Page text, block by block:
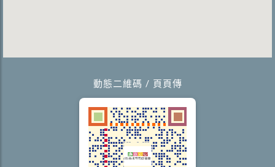
動態二維碼 / 頁頁傳